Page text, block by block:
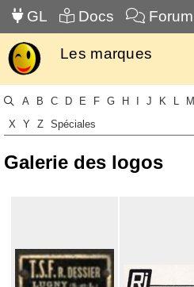
GL Docs Forum
Les marques
A B C D E F G H J K L M
X Y Z Spéciales
Galerie des logos